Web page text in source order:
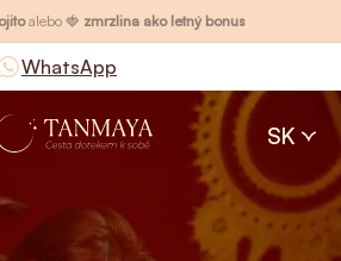
alebo 🍓 zmrzlina ako letný bonus
WhatsApp
SK